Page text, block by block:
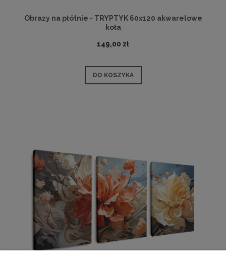
Obrazy na płótnie - TRYPTYK 60x120 akwarelowe
koła
149,00 zł
DO KOSZYKA